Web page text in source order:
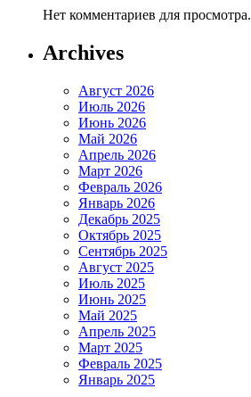
Нет комментариев для просмотра.
Archives
Август 2026
Июль 2026
Июнь 2026
Май 2026
Апрель 2026
Март 2026
Февраль 2026
Январь 2026
Декабрь 2025
Октябрь 2025
Сентябрь 2025
Август 2025
Июль 2025
Июнь 2025
Май 2025
Апрель 2025
Март 2025
Февраль 2025
Январь 2025